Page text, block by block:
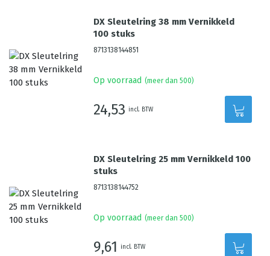
DX Sleutelring 38 mm Vernikkeld
100 stuks
8713138144851
Op voorraad (meer dan 500)
24,53 incl. BTW
DX Sleutelring 25 mm Vernikkeld 100
stuks
8713138144752
Op voorraad (meer dan 500)
9,61 incl. BTW